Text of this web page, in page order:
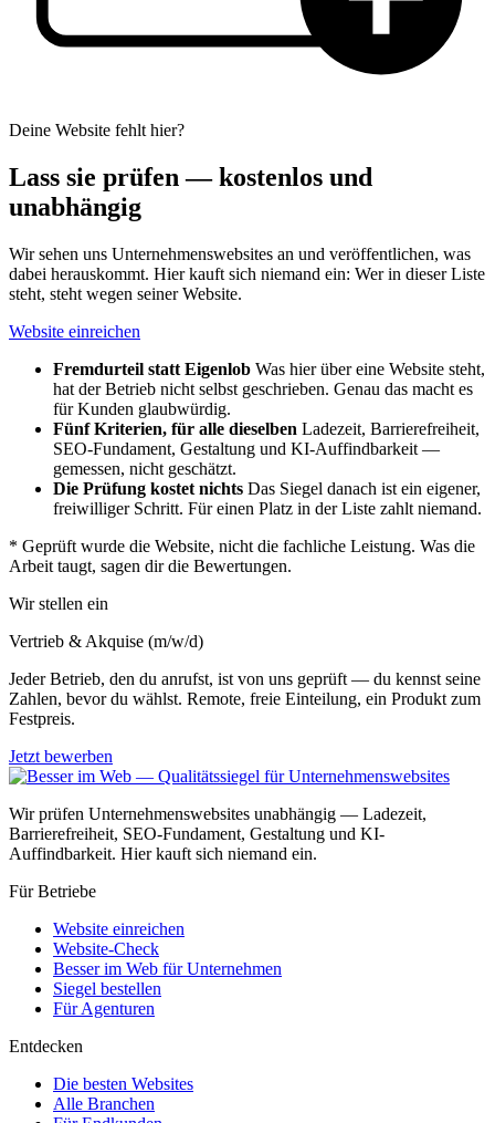
Deine Website fehlt hier?
Lass sie prüfen — kostenlos und
unabhängig
Wir sehen uns Unternehmenswebsites an und veröffentlichen, was
dabei herauskommt. Hier kauft sich niemand ein: Wer in dieser Liste
steht, steht wegen seiner Website.
Website einreichen
Fremdurteil statt Eigenlob Was hier über eine Website steht,
hat der Betrieb nicht selbst geschrieben. Genau das macht es
für Kunden glaubwürdig.
Fünf Kriterien, für alle dieselben Ladezeit, Barrierefreiheit,
SEO-Fundament, Gestaltung und KI-Auffindbarkeit —
gemessen, nicht geschätzt.
Die Prüfung kostet nichts Das Siegel danach ist ein eigener,
freiwilliger Schritt. Für einen Platz in der Liste zahlt niemand.
* Geprüft wurde die Website, nicht die fachliche Leistung. Was die
Arbeit taugt, sagen dir die Bewertungen.
Wir stellen ein
Vertrieb & Akquise (m/w/d)
Jeder Betrieb, den du anrufst, ist von uns geprüft — du kennst seine
Zahlen, bevor du wählst. Remote, freie Einteilung, ein Produkt zum
Festpreis.
Jetzt bewerben
Wir prüfen Unternehmenswebsites unabhängig — Ladezeit,
Barrierefreiheit, SEO-Fundament, Gestaltung und KI-
Auffindbarkeit. Hier kauft sich niemand ein.
Für Betriebe
Website einreichen
Website-Check
Besser im Web für Unternehmen
Siegel bestellen
Für Agenturen
Entdecken
Die besten Websites
Alle Branchen